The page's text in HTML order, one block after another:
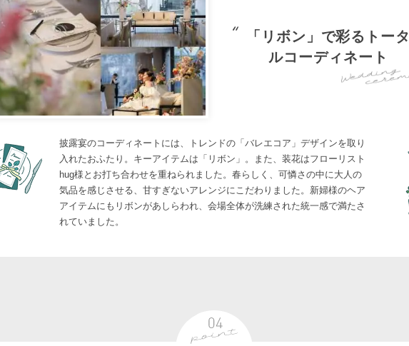
「リボン」で彩るトータ
ルコーディネート
披露宴のコーディネートには、トレンドの「バレエコア」デザインを取り
入れたおふたり。キーアイテムは「リボン」。また、装花はフローリスト
hug様とお打ち合わせを重ねられました。春らしく、可憐さの中に大人の
気品を感じさせる、甘すぎないアレンジにこだわりました。新婦様のヘア
アイテムにもリボンがあしらわれ、会場全体が洗練された統一感で満たさ
れていました。